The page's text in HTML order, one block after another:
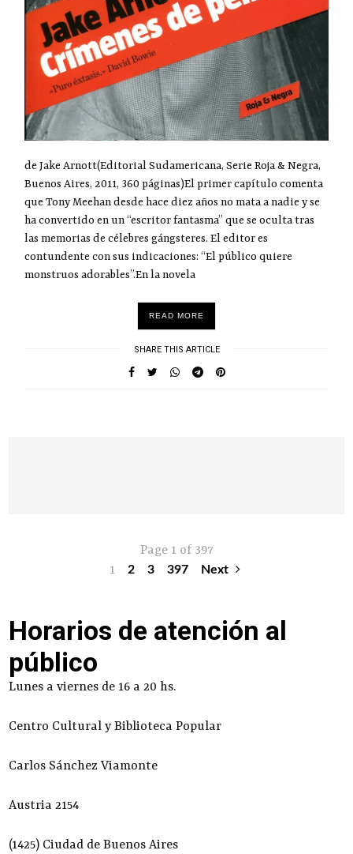
de Jake Arnott(Editorial Sudamericana, Serie Roja & Negra,
Buenos Aires, 2011, 360 páginas)El primer capítulo comenta
que Tony Meehan desde hace diez años no mata a nadie y se
ha convertido en un “escritor fantasma” que se oculta tras
las memorias de célebres gángsteres. El editor es
contundente con sus indicaciones: “El público quiere
monstruos adorables”.En la novela
READ MORE
SHARE THIS ARTICLE
Page 1 of 397
1
2 3 397 Next
Horarios de atención al
público
Lunes a viernes de 16 a 20 hs.
Centro Cultural y Biblioteca Popular
Carlos Sánchez Viamonte
Austria 2154
(1425) Ciudad de Buenos Aires